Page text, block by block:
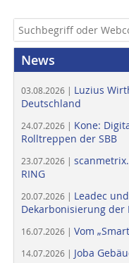
News
03.08.2026 | Luzius
Deutschland
24.07.2026 | Kone:
Rolltreppen der SBB
23.07.2026 |
RING
20.07.2026 | Leadec
Dekarbonisierung der
16.07.2026 | Vom
14.07.2026 | Joba